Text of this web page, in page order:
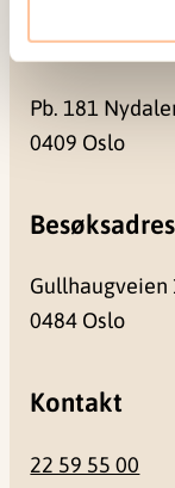
Postadresse
Pb. 181
0409 Oslo
Gullhaugveien
0484 Oslo
Kontakt
22 59 55 00